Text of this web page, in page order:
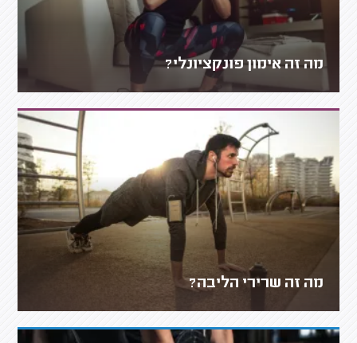
מה זה אימון פונקציונלי?
מה זה שרירי הליבה?